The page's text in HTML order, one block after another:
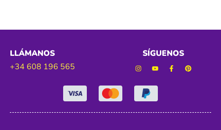
LLÁMANOS
+34 608 196 565
SÍGUENOS